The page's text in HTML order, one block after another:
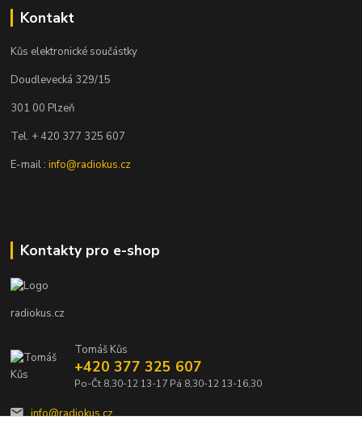
Kontakt
Kůs elektronické součástky
Doudlevecká 329/15
301 00 Plzeň
Tel. + 420 377 325 607
E-mail :info@radiokus.cz
Kontakty pro e-shop
radiokus.cz
Tomáš Kůs
+420 377 325 607
Po-Čt 8,30-12 13-17 Pá 8,30-12 13-16,30
info@radiokus.cz